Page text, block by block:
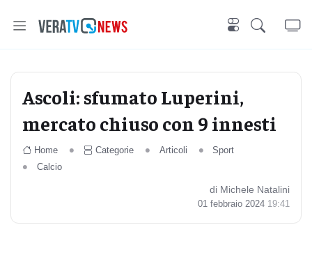
Ascoli: sfumato Luperini,
mercato chiuso con 9 innesti
Home Categorie Articoli
Sport
Calcio
di Michele Natalini
01 febbraio 2024 19:41